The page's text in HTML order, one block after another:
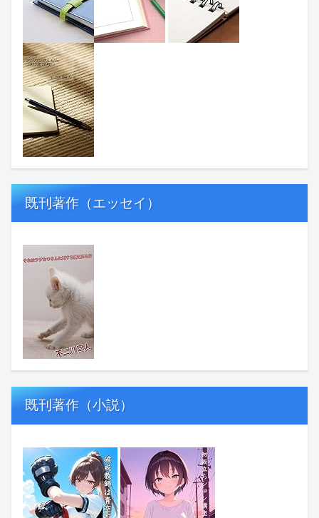
既刊著作（エッセイ）
既刊著作（小説）